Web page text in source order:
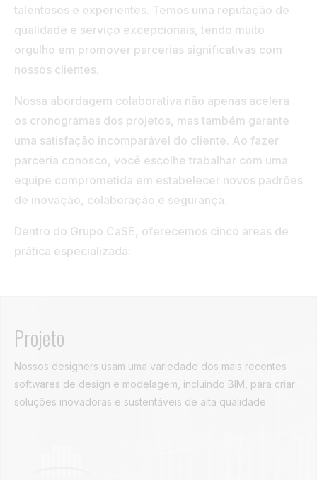
talentosos e experientes. Temos uma reputação de
qualidade e serviço excepcionais, tendo muito
orgulho em promover parcerias significativas com
nossos clientes.
Nossa abordagem colaborativa não apenas acelera
os cronogramas dos projetos, mas também garante
uma satisfação incomparável do cliente. Ao fazer
parceria conosco, você escolhe trabalhar com uma
equipe comprometida em estabelecer novos padrões
de inovação, colaboração e segurança.
Dentro do Grupo CaSE, oferecemos cinco áreas de
prática especializada:
Projeto
Nossos designers usam uma variedade dos mais recentes
softwares de design e modelagem, incluindo BIM, para criar
soluções inovadoras e sustentáveis de alta qualidade
Túnel
Ver tudo